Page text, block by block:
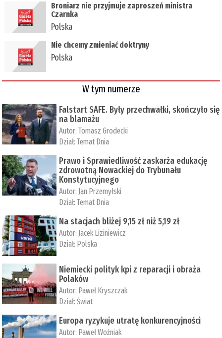
Broniarz nie przyjmuje zaproszeń ministra
Czarnka
Polska
Nie chcemy zmieniać doktryny
Polska
W tym numerze
Falstart SAFE. Były przechwałki, skończyło się
na blamażu
Autor:Tomasz Grodecki
Dział:Temat Dnia
Prawo i Sprawiedliwość zaskarża edukację
zdrowotną Nowackiej do Trybunału
Konstytucyjnego
Autor: Jan Przemyłski
Dział:Temat Dnia
Na stacjach bliżej 9,15 zł niż 5,19 zł
Autor: Jacek Liziniewicz
Dział: Polska
Niemiecki polityk kpi z reparacji i obraża
Polaków
Autor: Paweł Kryszczak
Dział:Świat
Europa ryzykuje utratę konkurencyjności
Autor: Paweł Woźniak